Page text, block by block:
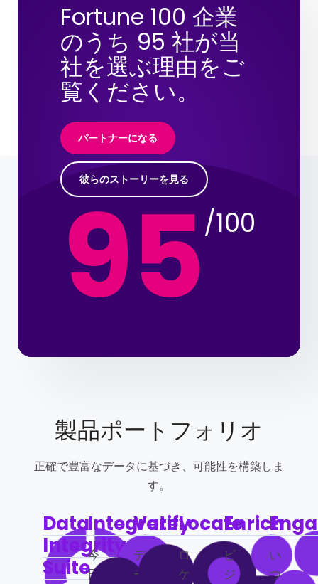
Fortune 100 企業
のうち 95 社が当
社を選ぶ理由をご
覧ください。
パートナーになる
彼らのストーリーを見る
/100
95
製品ポートフォリオ
正確で豊富なデータに基づき、可能性を構築しま
す。
Data
Integrity
Suite
Integrate
今
日
Verify
デ
ー
Locate
ロ
ケ
Enrich
ビ
ジ
い
つ